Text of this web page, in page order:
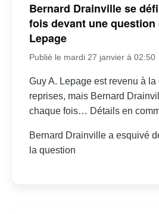
Bernard Drainville se
fois devant une question
Lepage
Publié le mardi 27 janvier à 02:50
Guy A. Lepage est revenu à
reprises, mais Bernard
chaque fois… Détails en
Bernard Drainville a esquivé
la question